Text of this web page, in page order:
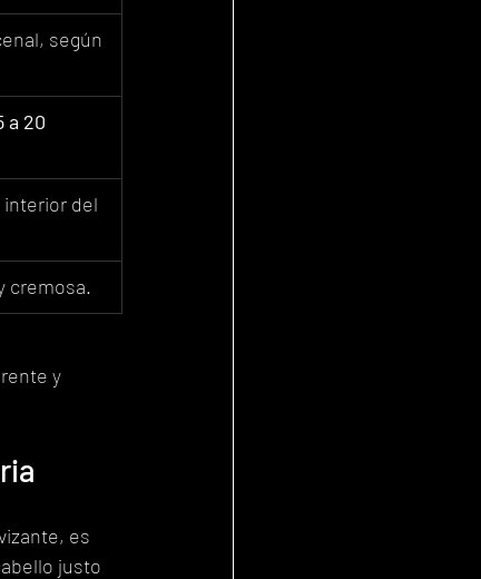
según
a 20
interior del
cremosa.
y
es
justo